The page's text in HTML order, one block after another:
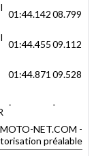
01:44.14208.799
01:44.45509.112
01:44.871 09.528
- -
NET.COM -
préalable